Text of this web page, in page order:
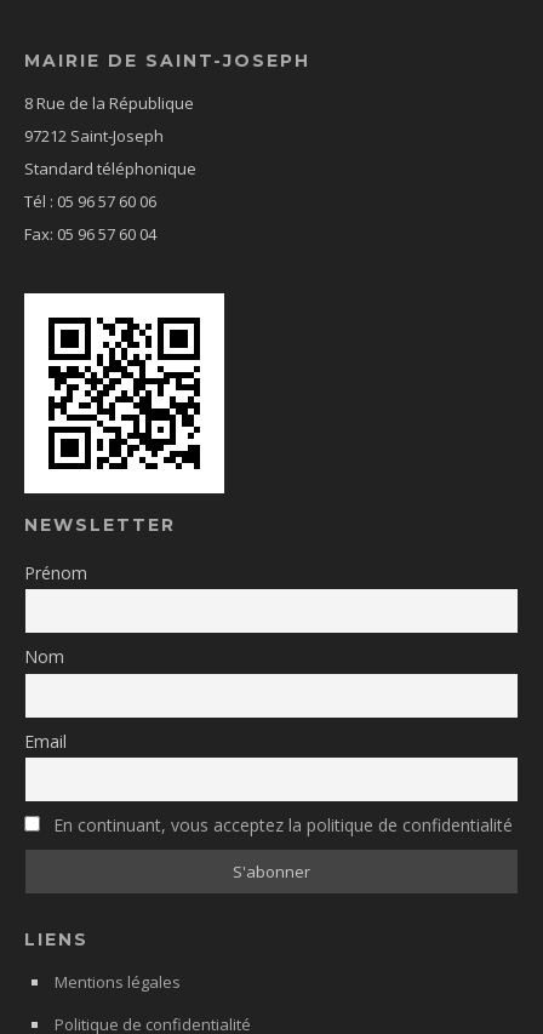
MAIRIE DE SAINT-JOSEPH
8 Rue de la République
97212 Saint-Joseph
Standard téléphonique
Tél : 05 96 57 60 06
Fax: 05 96 57 60 04
NEWSLETTER
Prénom
Nom
Email
En continuant, vous acceptez la politique de confidentialité
LIENS
Mentions légales
Politique de confidentialité